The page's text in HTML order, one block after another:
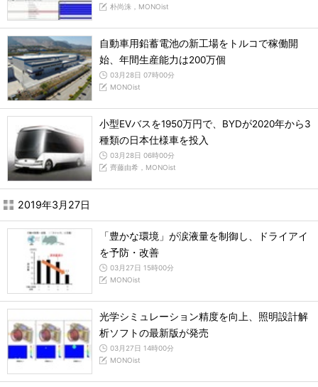
朴尚洙，MONOist
自動車用鉛蓄電池の新工場をトルコで稼働開
始、年間生産能力は200万個
03月28日 07時00分
MONOist
小型EVバスを1950万円で、BYDが2020年から3
種類の日本仕様車を投入
03月28日 06時00分
齊藤由希，MONOist
2019年3月27日
「豊かな環境」が涙液量を制御し、ドライアイ
を予防・改善
03月27日 15時00分
MONOist
光学シミュレーション精度を向上、照明設計解
析ソフトの最新版が発売
03月27日 14時00分
MONOist